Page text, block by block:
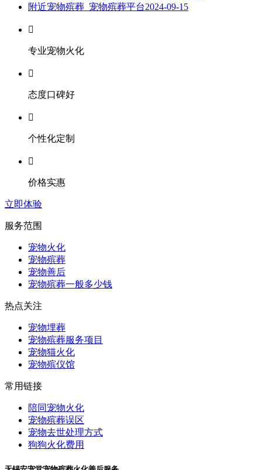
附近宠物殡葬_宠物殡葬平台2024-09-15

专业宠物火化

态度口碑好

个性化定制

价格实惠
立即体验
服务范围
宠物火化
宠物殡葬
宠物善后
宠物殡葬一般多少钱
热点关注
宠物埋葬
宠物殡葬服务项目
宠物猫火化
宠物殡仪馆
常用链接
陪同宠物火化
宠物殡葬误区
宠物去世处理方式
狗狗火化费用